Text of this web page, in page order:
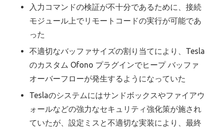
入力コマンドの検証が不十分であるために、接続
モジュール上でリモートコードの実行が可能であ
った
不適切なバッファサイズの割り当てにより、Tesla
のカスタム Ofono プラグインでヒープ バッファ
オーバーフローが発生するようになっていた
Teslaのシステムにはサンドボックスやファイアウ
ォールなどの強力なセキュリティ強化策が施され
ていたが、設定ミスと不適切な実装により、最終